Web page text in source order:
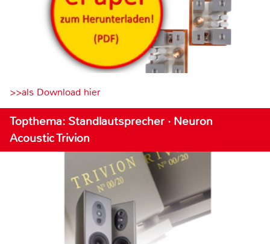
>>als Download hier
Topthema: Standlautsprecher · Neuron
Acoustic Trivion